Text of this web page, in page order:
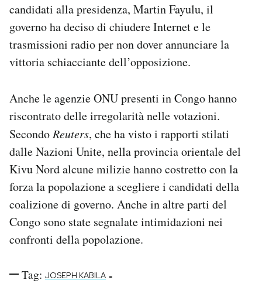
candidati alla presidenza, Martin Fayulu, il
governo ha deciso di chiudere Internet e le
trasmissioni radio per non dover annunciare la
vittoria schiacciante dell’opposizione.
Anche le agenzie ONU presenti in Congo hanno
riscontrato delle irregolarità nelle votazioni.
Secondo Reuters, che ha visto i rapporti stilati
dalle Nazioni Unite, nella provincia orientale del
Kivu Nord alcune milizie hanno costretto con la
forza la popolazione a scegliere i candidati della
coalizione di governo. Anche in altre parti del
Congo sono state segnalate intimidazioni nei
confronti della popolazione.
Tag: JOSEPH KABILA -